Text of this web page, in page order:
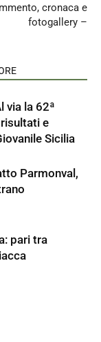
cronaca e
fotogallery –
via la 62ª
e
Sicilia
Parmonval,
pari tra